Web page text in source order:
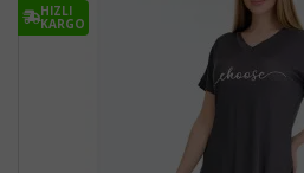
HIZLI
KARGO